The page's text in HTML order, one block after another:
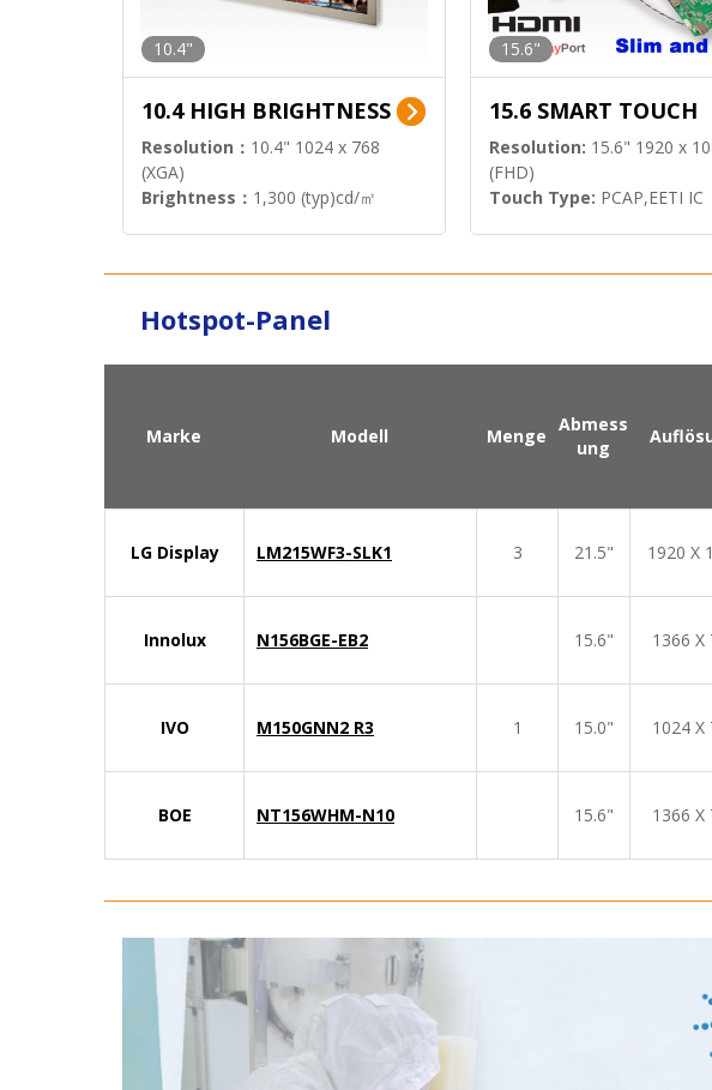
10.4"
10.4 HIGH BRIGHTNESS
Resolution： 10.4" 1024 x 768
(XGA)
Brightness： 1,300 (typ)cd/㎡
15.6"
15.6 SMART TOUCH
Resolution: 15.6" 1920 x
(FHD)
Touch Type: PCAP,EETI IC
Hotspot-Panel
Marke Modell Menge
Abmess
ung
LG Display LM215WF3-SLK1 3 21.5" 1920 X
Innolux N156BGE-EB2 15.6" 1366 X
IVO M150GNN2 R3 1 15.0" 1024 X
BOE NT156WHM-N10 15.6" 1366 X